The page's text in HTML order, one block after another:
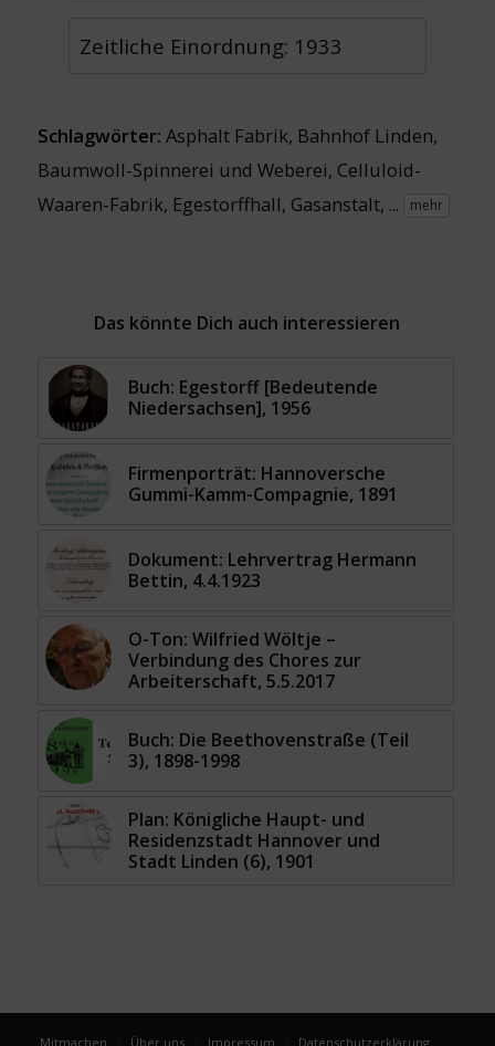
Zeitliche Einordnung: 1933
Schlagwörter: Asphalt Fabrik, Bahnhof Linden,
Baumwoll-Spinnerei und Weberei, Celluloid-
Waaren-Fabrik, Egestorffhall, Gasanstalt, ... mehr
Das könnte Dich auch interessieren
Buch: Egestorff [Bedeutende
Niedersachsen], 1956
Firmenporträt: Hannoversche
Gummi-Kamm-Compagnie, 1891
Dokument: Lehrvertrag Hermann
Bettin, 4.4.1923
O-Ton: Wilfried Wöltje –
Verbindung des Chores zur
Arbeiterschaft, 5.5.2017
Buch: Die Beethovenstraße (Teil
3), 1898-1998
Plan: Königliche Haupt- und
Residenzstadt Hannover und
Stadt Linden (6), 1901
Mitmachen Über uns Impressum Datenschutzerklärung